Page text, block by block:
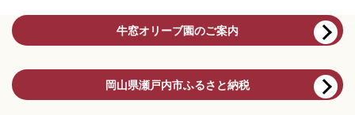
牛窓オリーブ園のご案内
岡山県瀬戸内市ふるさと納税